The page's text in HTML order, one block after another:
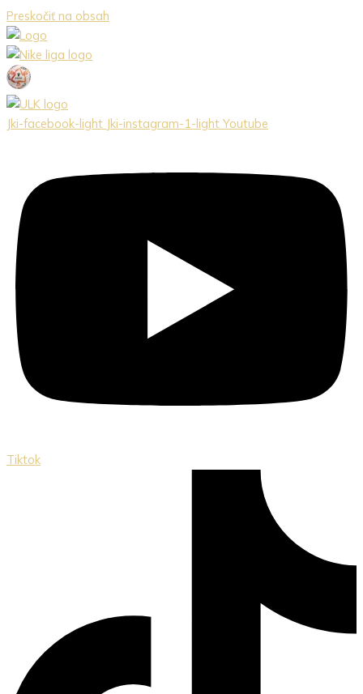
Preskočiť na obsah
Jki-facebook-light Jki-instagram-1-light Youtube
Tiktok